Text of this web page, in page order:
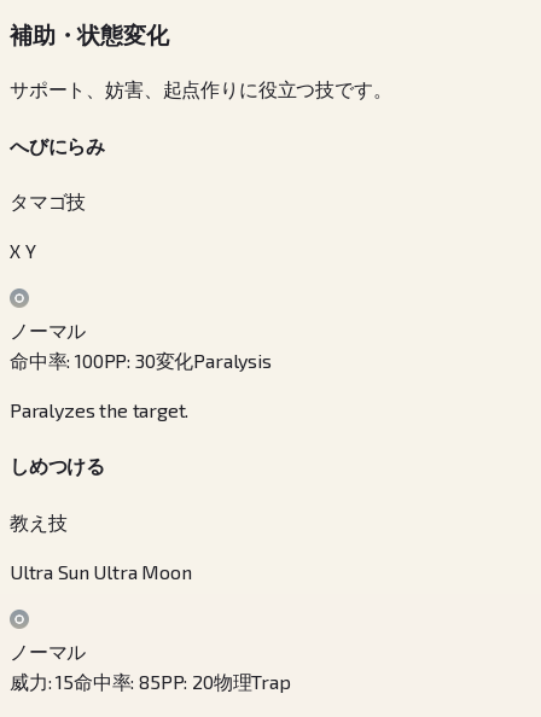
補助・状態変化
サポート、妨害、起点作りに役立つ技です。
へびにらみ
タマゴ技
X Y
ノーマル
命中率:100PP: 30変化Paralysis
Paralyzes the target.
しめつける
教え技
Ultra Sun Ultra Moon
ノーマル
威力:15命中率:85PP: 20物理Trap